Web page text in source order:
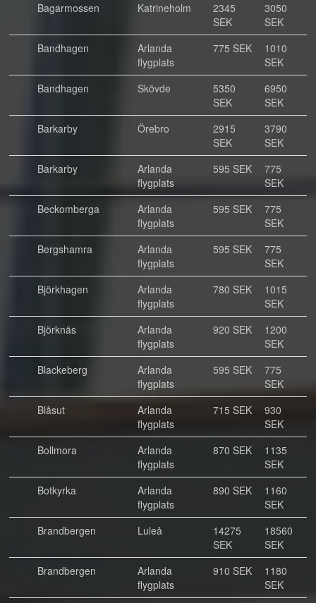
Bagarmossen
Katrineholm
2345
SEK
3050
SEK
Bandhagen
Arlanda
flygplats
775 SEK
1010
SEK
Bandhagen
Skövde
5350
SEK
6950
SEK
Barkarby
Örebro
2915
SEK
3790
SEK
Barkarby
Arlanda
flygplats
595 SEK
775
SEK
Beckomberga
Arlanda
flygplats
595 SEK
775
SEK
Bergshamra
Arlanda
flygplats
595 SEK
775
SEK
Björkhagen
Arlanda
flygplats
780 SEK
1015
SEK
Björknäs
Arlanda
flygplats
920 SEK
1200
SEK
Blackeberg
Arlanda
flygplats
595 SEK
775
SEK
Blåsut
Arlanda
flygplats
715 SEK
930
SEK
Bollmora
Arlanda
flygplats
870 SEK
1135
SEK
Botkyrka
Arlanda
flygplats
890 SEK
1160
SEK
Brandbergen
Luleå
14275
SEK
18560
SEK
Brandbergen
Arlanda
flygplats
910 SEK
1180
SEK